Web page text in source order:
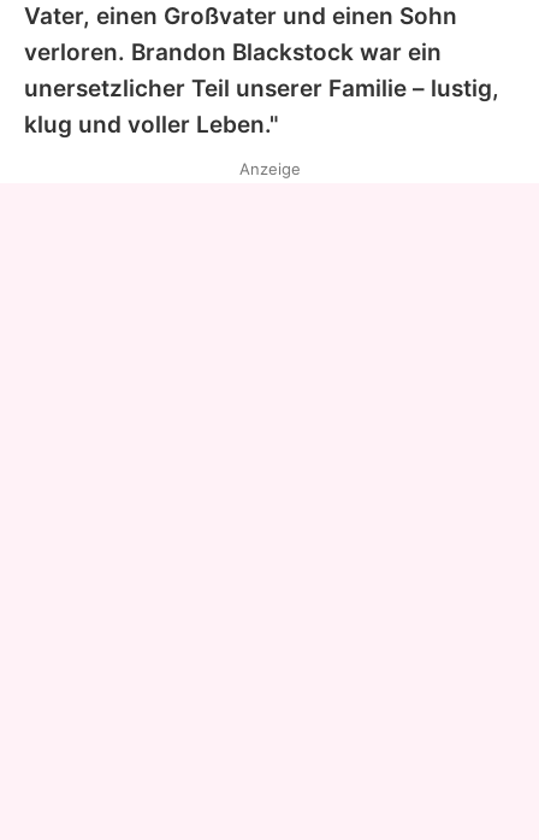
Vater, einen Großvater und einen Sohn
verloren. Brandon Blackstock war ein
unersetzlicher Teil unserer Familie – lustig,
klug und voller Leben."
Anzeige